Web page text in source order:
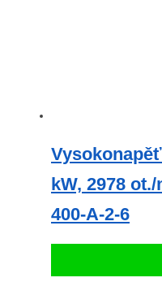
kW, 2978
400-A-2-6